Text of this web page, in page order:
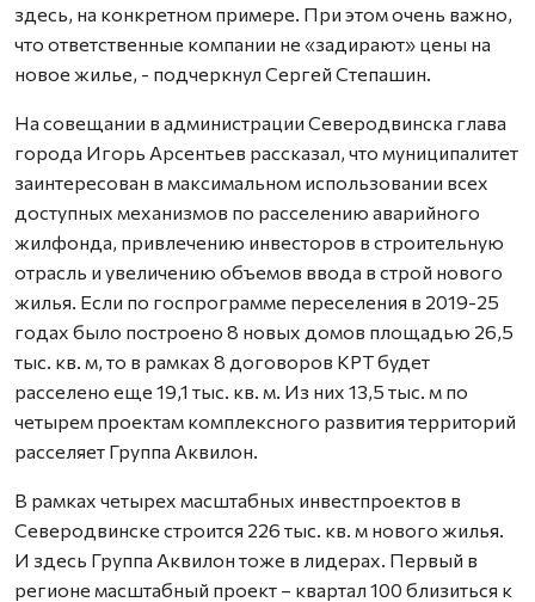
здесь, на конкретном примере. При этом очень важно,
что ответственные компании не «задирают» цены на
новое жилье, - подчеркнул Сергей Степашин.
На совещании в администрации Северодвинска глава
города Игорь Арсентьев рассказал, что муниципалитет
заинтересован в максимальном использовании всех
доступных механизмов по расселению аварийного
жилфонда, привлечению инвесторов в строительную
отрасль и увеличению объемов ввода в строй нового
жилья. Если по госпрограмме переселения в 2019-25
годах было построено 8 новых домов площадью 26,5
тыс. кв. м, то в рамках 8 договоров КРТ будет
расселено еще 19,1 тыс. кв. м. Из них 13,5 тыс. м по
четырем проектам комплексного развития территорий
расселяет Группа Аквилон.
В рамках четырех масштабных инвестпроектов в
Северодвинске строится 226 тыс. кв. м нового жилья.
И здесь Группа Аквилон тоже в лидерах. Первый в
регионе масштабный проект – квартал 100 близиться к